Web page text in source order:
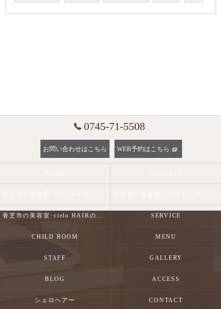
0745-71-5508
お問い合わせはこちら WEB予約はこちら
香芝市の美容室･cielo HAIRのお客様の声 SERVICE
CHILD ROOM MENU
STAFF GALLERY
BLOG ACCESS
シェロヘアー CONTACT